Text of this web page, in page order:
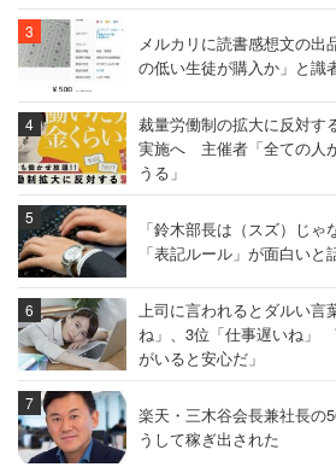
メルカリに読書感想文の
の低い生徒が購入か」と識
裁量労働制の拡大に反対す
実施へ 主催者「全ての人
うる」
「鈴木部長は（スズ）じ
「表記ルール」が面白いと
上司に言われるとダルい言
ね」、3位「仕事遅いね」
がいると安心だ」
楽天・三木谷会長兼社長の
うして稼ぎ出された